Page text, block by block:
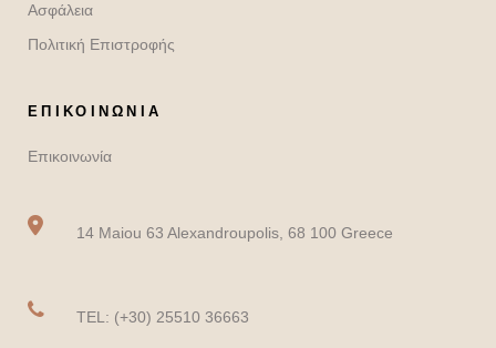
Ασφάλεια
Πολιτική Επιστροφής
ΕΠΙΚΟΙΝΩΝΙΑ
Επικοινωνία
14 Maiou 63 Alexandroupolis, 68 100 Greece
TEL: (+30) 25510 36663